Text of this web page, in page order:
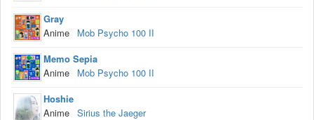
Gray
Anime
Mob Psycho 100 II
Memo Sepia
Anime
Mob Psycho 100 II
Hoshie
Anime Sirius the Jaeger